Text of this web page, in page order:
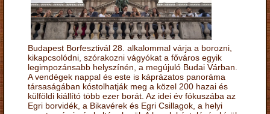
Budapest Borfesztivál 28. alkalommal várja a borozni,
kikapcsolódni, szórakozni vágyókat a főváros egyik
legimpozánsabb helyszínén, a megújuló Budai Várban.
A vendégek nappal és este is káprázatos panoráma
társaságában kóstolhatják meg a közel 200 hazai és
külföldi kiállító több ezer borát. Az idei év fókuszába az
Egri borvidék, a Bikavérek és Egri Csillagok, a helyi